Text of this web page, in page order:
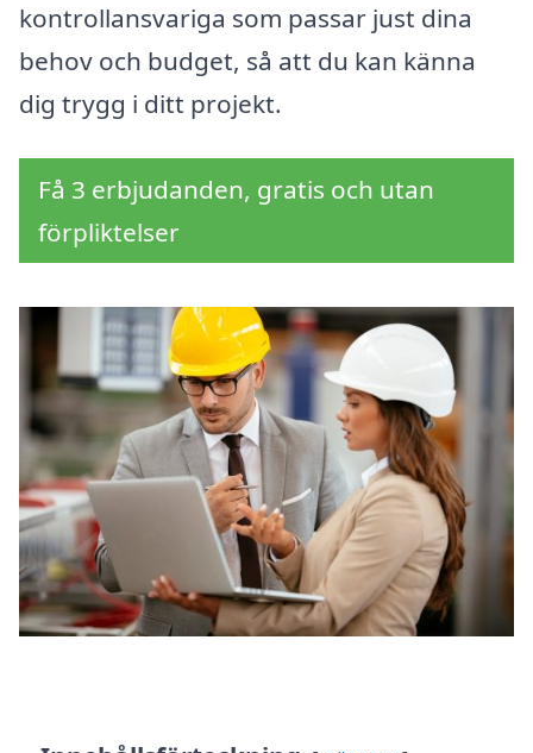
kontrollansvariga som passar just dina
behov och budget, så att du kan känna
dig trygg i ditt projekt.
Få 3 erbjudanden, gratis och utan
förpliktelser